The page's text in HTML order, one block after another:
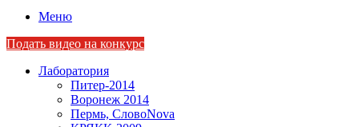
Меню
Подать видео на конкурс
Лаборатория
Питер-2014
Воронеж 2014
Пермь, СловоNova